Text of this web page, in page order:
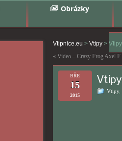
Obrázky
Vtipnice.eu > Vtipy >
« Video – Crazy Frog Axel
BŘE
15
2015
Vtipy,